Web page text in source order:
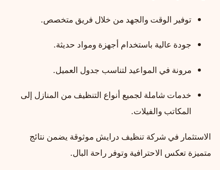
توفير الوقت والجهد من خلال فريق متخصص.
جودة عالية باستخدام أجهزة ومواد حديثة.
مرونة في المواعيد لتناسب جدول العميل.
خدمات شاملة لجميع أنواع التنظيف من المنازل إلى
المكاتب والفيلات.
الاستثمار في شركة تنظيف درايش موثوقة يضمن نتائج
متميزة تعكس الاحترافية وتوفر راحة البال.